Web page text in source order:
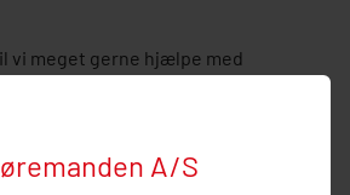
A/S
vi meget gerne hjælpe med
service af smøresystemer og kan
rådgivning indenfor installation og